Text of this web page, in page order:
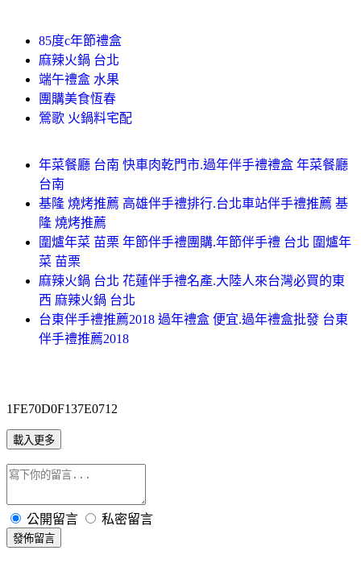
85度c年節禮盒
麻辣火鍋 台北
端午禮盒 水果
團購美食恆春
鶯歌 火鍋料宅配
年菜餐廳 台南 快車肉乾門市.過年伴手禮禮盒 年菜餐廳
台南
基隆 燒烤推薦 高雄伴手禮排行.台北車站伴手禮推薦 基
隆 燒烤推薦
圍爐年菜 苗栗 年節伴手禮團購.年節伴手禮 台北 圍爐年
菜 苗栗
麻辣火鍋 台北 花蓮伴手禮名產.大陸人來台灣必買的東
西 麻辣火鍋 台北
台東伴手禮推薦2018 過年禮盒 便宜.過年禮盒批發 台東
伴手禮推薦2018
1FE70D0F137E0712
載入更多
公開留言 私密留言
發佈留言